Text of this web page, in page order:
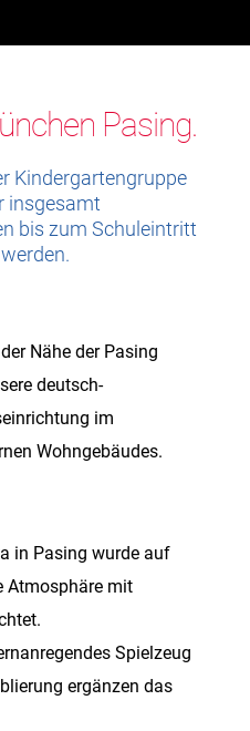
Pasing.
Kindergartengruppe
insgesamt
bis zum Schuleintritt
Nähe der Pasing
deutsch-
im
Wohngebäudes.
in Pasing wurde auf
Atmosphäre mit
Spielzeug
ergänzen das